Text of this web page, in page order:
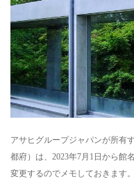
アサヒグループジャパンが所有
都府）は、2023年7月1日から館
変更するのでメモしておきます